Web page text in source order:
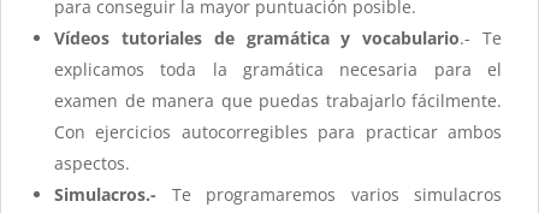
para conseguir la mayor puntuación posible.
Vídeos tutoriales de gramática y vocabulario.- Te
explicamos toda la gramática necesaria para el
examen de manera que puedas trabajarlo fácilmente.
Con ejercicios autocorregibles para practicar ambos
aspectos.
Simulacros.- Te programaremos varios simulacros